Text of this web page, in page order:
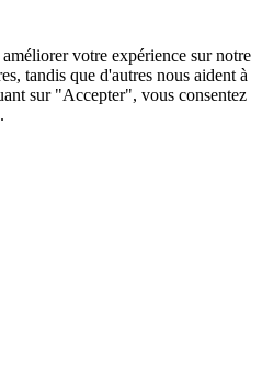
votre expérience sur notre
tandis que d'autres nous aident à
sur "Accepter", vous consentez